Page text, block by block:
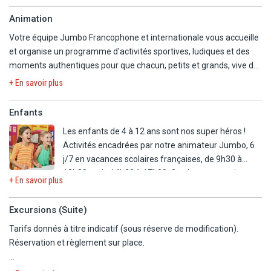
- Ping-pong.
- Terrain de pétanque.
IMPORTANT :Veuillez noter que le bain à remous du rooftop est
actuellement hors de service, pour un problème technique.
En option payante
- Billard.
A proximité :
- Golf à 5 km.
Animation
Votre équipe Jumbo Francophone et internationale vous accueille
et organise un programme d'activités sportives, ludiques et des
moments authentiques pour que chacun, petits et grands, vive de
belles vacances selon ses envies. Tournois sportifs, moments
divertissantes... Des journées rythmées et des soirées variées
En soirée, musique live, spectacles professionnels, animation
assurée par l'équipe de l'hôtel.
+ En savoir plus
Enfants
Les enfants de 4 à 12 ans sont nos super héros !
Activités encadrées par notre animateur Jumbo, 6
j/7 en vacances scolaires françaises, de 9h30 à
12h30 et de 14h30 à 17h30. On s'amuse, on rit et on
programme ludique et fun encadré par notre
animateur Jumbo francophone attentionné. Grand
jeu, sports, veillée 1 fois/semaine, activités
créatives et mini-disco tous les jours… Vive les
+ En savoir plus
Excursions (Suite)
Tarifs donnés à titre indicatif (sous réserve de modification).
Réservation et règlement sur place.